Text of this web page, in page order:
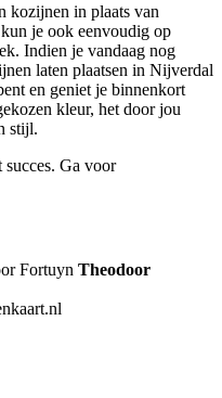
kozijnen in plaats van
je ook eenvoudig op
Indien je vandaag nog
laten plaatsen in Nijverdal
en geniet je binnenkort
kleur, het door jou
stijl.
Ga voor
Theodoor